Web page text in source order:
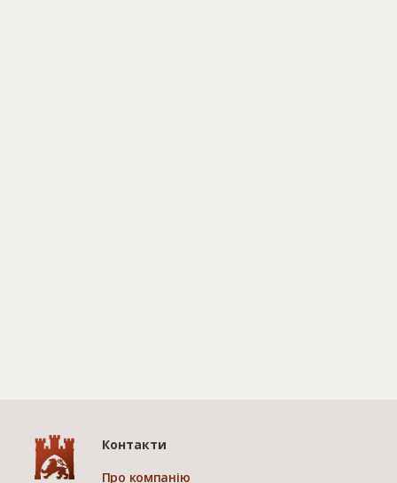
Контакти
Про компанію